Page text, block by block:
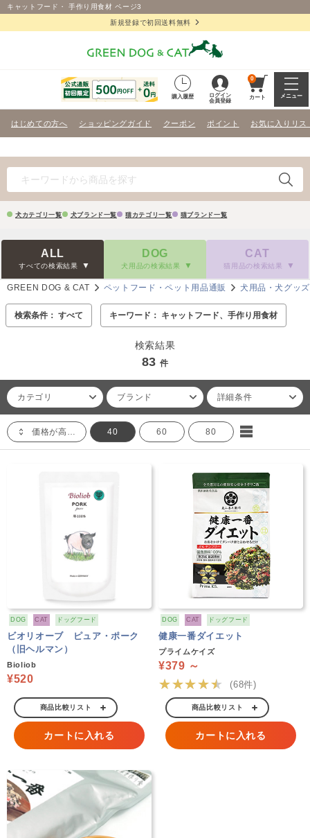
キャットフード・ 手作り用食材 ページ3
新規登録で初回送料無料
購入履歴
ログイン
会員登録
0
カート メニュー
はじめての方へ ショッピングガイド クーポン ポイント お気に入りリス
犬カテゴリ一覧 犬ブランド一覧 猫カテゴリ一覧 猫ブランド一覧
ALL
すべての検索結果
DOG
犬用品の検索結果
CAT
猫用品の検索結果
GREEN DOG & CAT ペットフード・ペット用品通販 犬用品・犬グッズ
検索条件： すべて キーワード： キャットフード、手作り用食材
検索結果
83 件
カテゴリ ブランド 詳細条件
価格が高い順 40 60 80
DOG CAT ドッグフード
ビオリオーブ ピュア・ポーク
（旧ヘルマン）
Bioliob
¥520
商品比較リスト
カートに入れる
DOG CAT ドッグフード
健康一番ダイエット
プライムケイズ
¥379 ～
★★★★★ (68件)
商品比較リスト
カートに入れる